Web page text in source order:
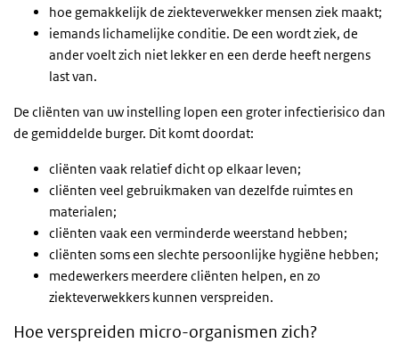
hoe gemakkelijk de ziekteverwekker mensen ziek maakt;
iemands lichamelijke conditie. De een wordt ziek, de
ander voelt zich niet lekker en een derde heeft nergens
last van.
De cliënten van uw instelling lopen een groter infectierisico dan
de gemiddelde burger. Dit komt doordat:
cliënten vaak relatief dicht op elkaar leven;
cliënten veel gebruikmaken van dezelfde ruimtes en
materialen;
cliënten vaak een verminderde weerstand hebben;
cliënten soms een slechte persoonlijke hygiëne hebben;
medewerkers meerdere cliënten helpen, en zo
ziekteverwekkers kunnen verspreiden.
Hoe verspreiden micro-organismen zich?